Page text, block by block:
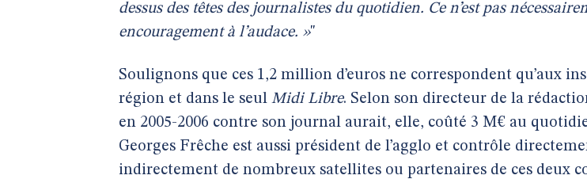
dessus des têtes des journalistes du quotidien. Ce n’est pas
encouragement à l’audace. »"
Soulignons que ces 1,2 million d’euros ne correspondent qu’aux
région et dans le seul Midi Libre. Selon son directeur de la
en 2005-2006 contre son journal aurait, elle, coûté 3 M€ au
Georges Frêche est aussi président de l’agglo et contrôle
indirectement de nombreux satellites ou partenaires de ces deux